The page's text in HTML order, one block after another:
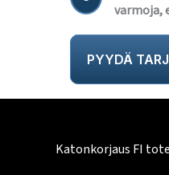
varmoja,
PYYDÄ
Katonkorjaus FI